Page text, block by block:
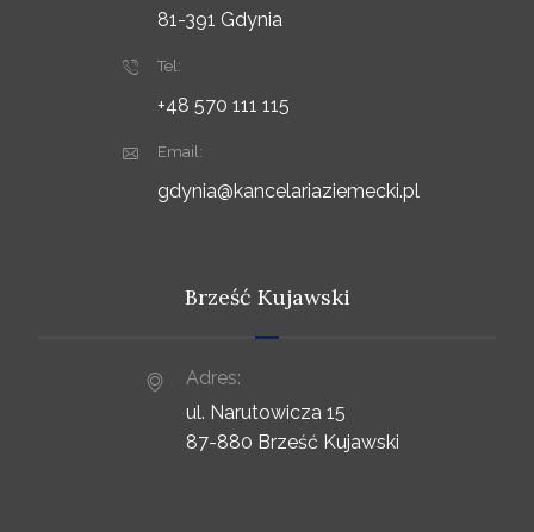
81-391 Gdynia
Tel:
+48 570 111 115
Email:
gdynia@kancelariaziemecki.pl
Brześć Kujawski
Adres:
ul. Narutowicza 15
87-880 Brześć Kujawski